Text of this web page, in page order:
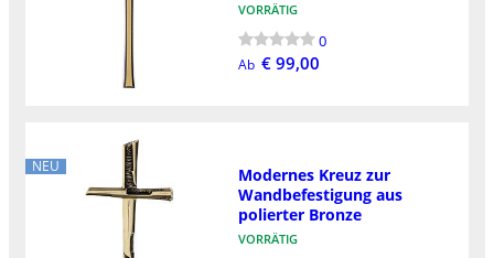
VORRÄTIG
0
Ab € 99,00
NEU
Modernes Kreuz zur
Wandbefestigung aus
polierter Bronze
VORRÄTIG